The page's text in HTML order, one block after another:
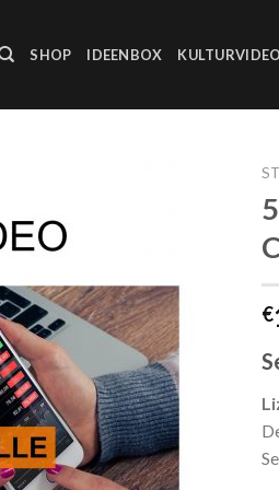
SHOP IDEENBOX
€